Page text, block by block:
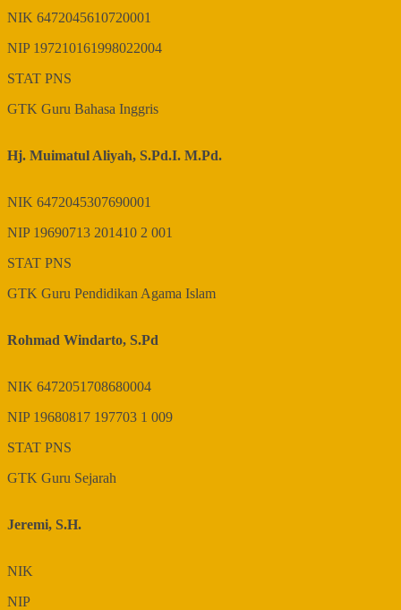
NIK 6472045610720001
NIP 197210161998022004
STAT PNS
GTK Guru Bahasa Inggris
Hj. Muimatul Aliyah, S.Pd.I. M.Pd.
NIK 6472045307690001
NIP 19690713 201410 2 001
STAT PNS
GTK Guru Pendidikan Agama Islam
Rohmad Windarto, S.Pd
NIK 6472051708680004
NIP 19680817 197703 1 009
STAT PNS
GTK Guru Sejarah
Jeremi, S.H.
NIK
NIP